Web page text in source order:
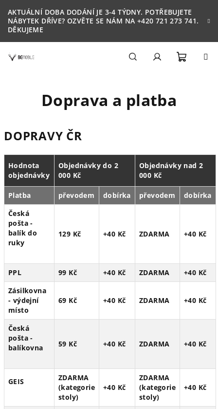
na
obsah
AKTUÁLNÍ DOBA DODÁNÍ JE 3-4 TÝDNY. POTŘEBUJETE
NÁBYTEK DŘÍVE? OZVĚTE SE NÁM NA +420 721 273 741.
DĚKUJEME
Doprava a platba
DOPRAVY ČR
Hodnota
objednávky
Objednávky do 2
000 Kč
Objednávky nad 2
000 Kč
Platba převodem dobírka převodem
dobírka
Česká
pošta -
balík do
ruky
129 Kč +40 Kč ZDARMA +40 Kč
PPL 99 Kč +40 Kč ZDARMA
+40 Kč
Zásilkovna
- výdejní
místo
69 Kč +40 Kč ZDARMA +40 Kč
Česká
pošta -
balíkovna
59 Kč +40 Kč ZDARMA +40 Kč
GEIS
ZDARMA
(kategorie
stoly)
+40 Kč
ZDARMA
(kategorie
stoly)
+40 Kč